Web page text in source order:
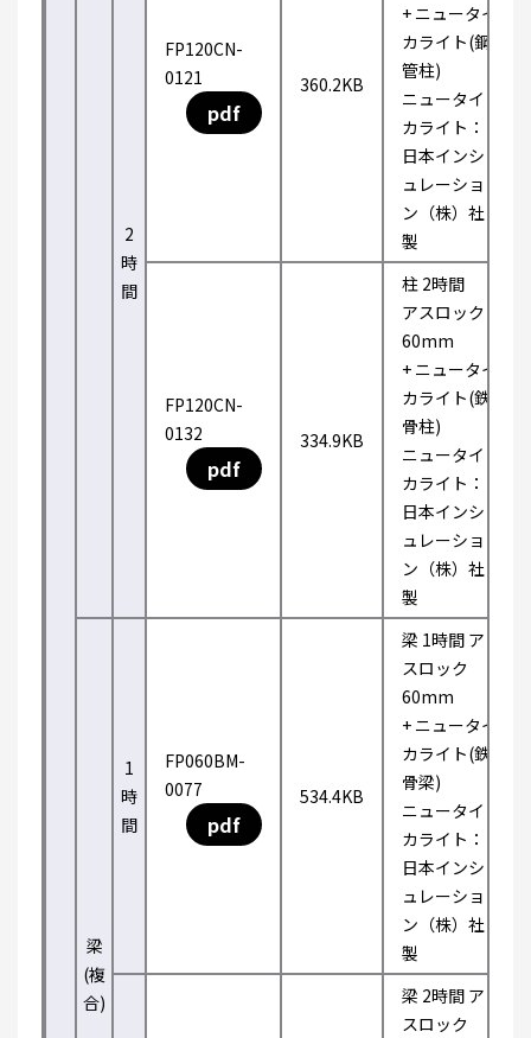
2
時
間
FP120CN-
0121
pdf
360.2KB
+ ニュータイ
カライト(鋼
管柱)
ニュータイ
カライト：
日本インシ
ュレーショ
ン（株）社
製
FP120CN-
0132
pdf
334.9KB
柱 2時間
アスロック
60mm
+ ニュータイ
カライト(鉄
骨柱)
ニュータイ
カライト：
日本インシ
ュレーショ
ン（株）社
製
梁
(複
合)
1
時
間
FP060BM-
0077
pdf
534.4KB
梁 1時間 ア
スロック
60mm
+ ニュータイ
カライト(鉄
骨梁)
ニュータイ
カライト：
日本インシ
ュレーショ
ン（株）社
製
梁 2時間 ア
スロック